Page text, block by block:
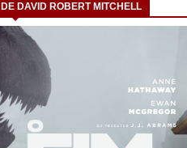
DE DAVID ROBERT MITCHELL